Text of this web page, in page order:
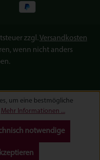
zzgl. Versandkosten
wenn nicht anders
um eine bestmögliche
Mehr Informationen ...
notwendige